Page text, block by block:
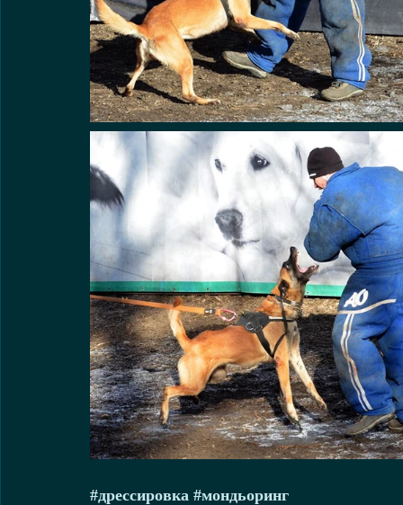
#дрессировка #мондьоринг